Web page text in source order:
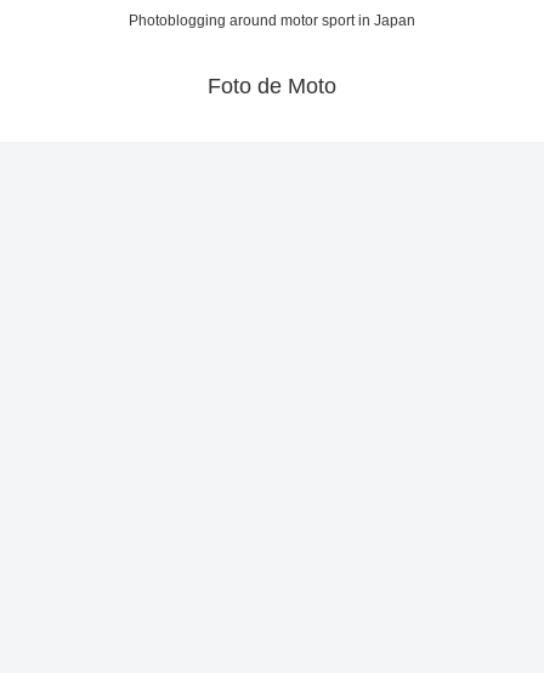
Photoblogging around motor sport in Japan
Foto de Moto